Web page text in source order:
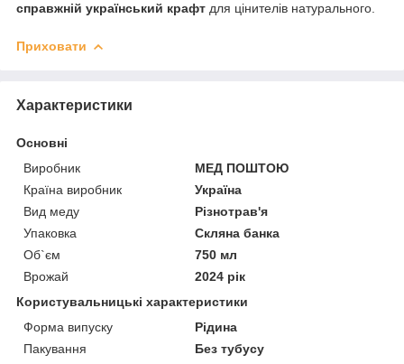
справжній український крафт для цінителів натурального.
Приховати
Характеристики
Основні
Виробник
МЕД ПОШТОЮ
Країна виробник
Україна
Вид меду
Різнотрав'я
Упаковка
Скляна банка
Об`єм
750 мл
Врожай
2024 рік
Користувальницькі характеристики
Форма випуску
Рідина
Пакування
Без тубусу